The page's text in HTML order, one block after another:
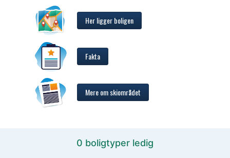
Her ligger boligen
Fakta
Mere om skiområdet
0 boligtyper ledig